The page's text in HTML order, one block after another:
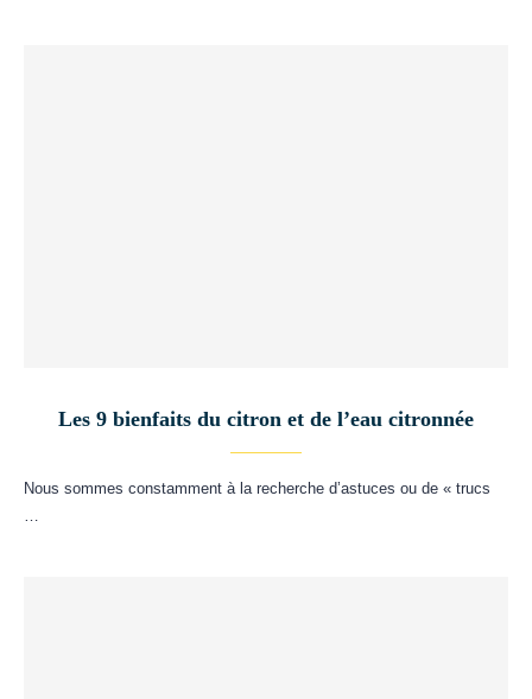
Les 9 bienfaits du citron et de l’eau citronnée
Nous sommes constamment à la recherche d’astuces ou de « trucs
…